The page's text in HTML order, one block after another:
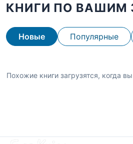
КНИГИ ПО ВАШИМ
Новые Популярные
Похожие книги загрузятся, когда